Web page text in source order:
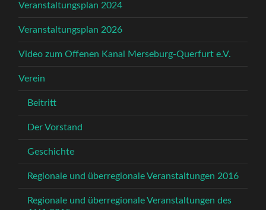
Veranstaltungsplan 2024
Veranstaltungsplan 2026
Video zum Offenen Kanal Merseburg-Querfurt e.V.
Verein
Beitritt
Der Vorstand
Geschichte
Regionale und überregionale Veranstaltungen 2016
Regionale und überregionale Veranstaltungen des